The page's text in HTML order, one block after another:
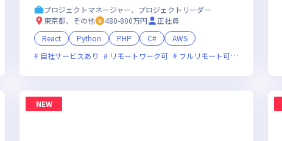
残業月20時間未満
プロジェクトマネージャー、プロジェクトリーダー
東京都、その他
480-800万円
正社員
React
Python PHP C#
AWS
自社サービスあり
リモートワーク可 フルリモート可
NEW